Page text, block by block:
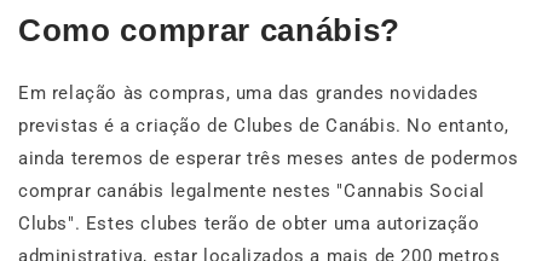
Como comprar canábis?
Em relação às compras, uma das grandes novidades
previstas é a criação de Clubes de Canábis. No entanto,
ainda teremos de esperar três meses antes de podermos
comprar canábis legalmente nestes "Cannabis Social
Clubs". Estes clubes terão de obter uma autorização
administrativa, estar localizados a mais de 200 metros